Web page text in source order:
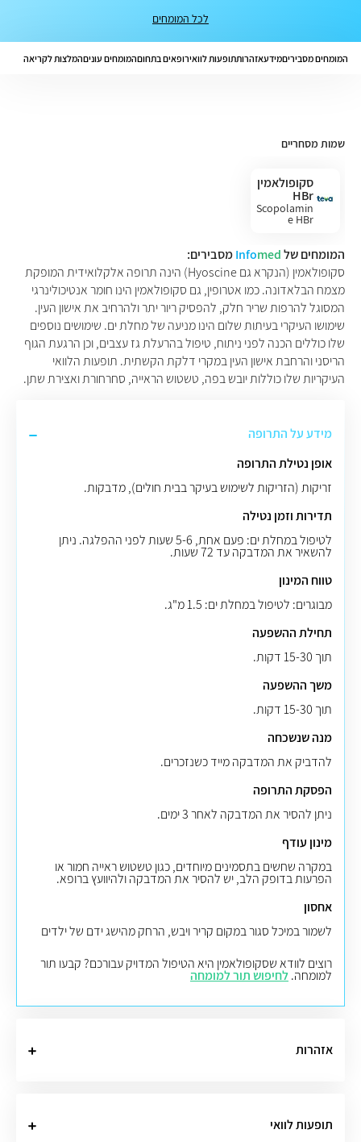
לכל המומחים
המומחים מסביריםמידעאזהרותתופעות לוואירופאים בתחוםהמומחים עוניםהמלצות לקריאה
שמות מסחריים
סקופולאמין
HBr
Scopolamin
e HBr
המומחים של Infomed
מסבירים:
סקופולאמין (הנקרא גם Hyoscine) הינה תרופה אלקלואידית המופקת
מצמח הבלאדונה. כמו אטרופין, גם סקופולאמין הינו חומר אנטיכולינרגי
המסוגל להרפות שריר חלק, להפסיק ריור יתר ולהרחיב את אישון העין.
שימושו העיקרי בעיתות שלום הינו מניעה של מחלת ים. שימושים נוספים
שלו כוללים הכנה לפני ניתוח, טיפול בהרעלת גז עצבים, וכן הרגעת הגוף
הריסני והרחבת אישון העין במקרי דלקת הקשתית. תופעות הלוואי
העיקריות שלו כוללות יובש בפה, טשטוש הראייה, סחרחורת ואצירת שתן.
מידע על התרופה
אופן נטילת התרופה
זריקות (הזריקות לשימוש בעיקר בבית חולים), מדבקות.
תדירות וזמן נטילה
לטיפול במחלת ים: פעם אחת, 5-6 שעות לפני ההפלגה. ניתן
להשאיר את המדבקה עד 72 שעות.
טווח המינון
מבוגרים: לטיפול במחלת ים: 1.5 מ"ג.
תחילת ההשפעה
תוך 15-30 דקות.
משך ההשפעה
תוך 15-30 דקות.
מנה שנשכחה
להדביק את המדבקה מייד כשנזכרים.
הפסקת התרופה
ניתן להסיר את המדבקה לאחר 3 ימים.
מינון עודף
במקרה שחשים בתסמינים מיוחדים, כגון טשטוש ראייה חמור או
הפרעות בדופק הלב, יש להסיר את המדבקה ולהיוועץ ברופא.
אחסון
לשמור במיכל סגור במקום קריר ויבש, הרחק מהישג ידם של ילדים
רוצים לוודא שסקופולאמין היא הטיפול המדויק עבורכם? קבעו תור
למומחה.לחיפוש תור למומחה
אזהרות
תופעות לוואי